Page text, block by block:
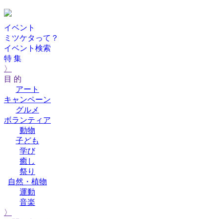
イベント
ミツケタって？
イベント検索
特 集
〉
目 的
アート
キャンペーン
グルメ
ボランティア
動物
子ども
学び
癒し
祭り
自然・植物
運動
音楽
〉